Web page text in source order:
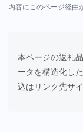
内容にこのページ経由
本ページの返礼
ータを構造化し
込はリンク先サ